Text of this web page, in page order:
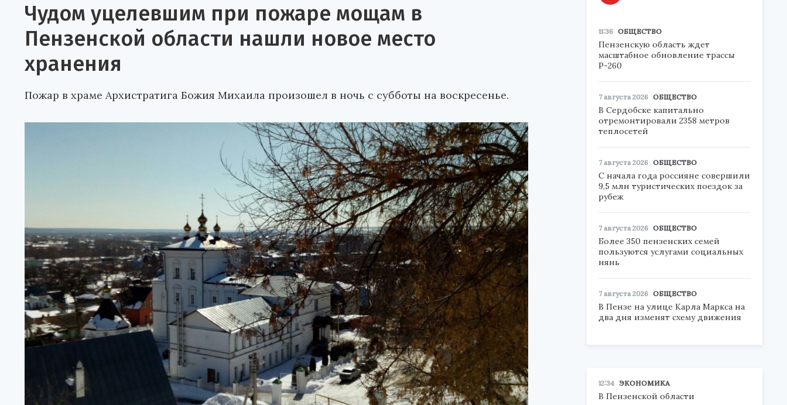
Чудом уцелевшим при пожаре мощам в
Пензенской области нашли новое место
хранения
Пожар в храме Архистратига Божия Михаила произошел в ночь с субботы на воскресенье.
11:36 ОБЩЕСТВО
Пензенскую область ждет
масштабное обновление трассы
Р-260
7 августа 2026 ОБЩЕСТВО
В Сердобске капитально
отремонтировали 2358 метров
теплосетей
7 августа 2026 ОБЩЕСТВО
С начала года россияне совершили
9,5 млн туристических поездок за
рубеж
7 августа 2026 ОБЩЕСТВО
Более 350 пензенских семей
пользуются услугами социальных
нянь
7 августа 2026 ОБЩЕСТВО
В Пензе на улице Карла Маркса на
два дня изменят схему движения
12:34 ЭКОНОМИКА
В Пензенской области